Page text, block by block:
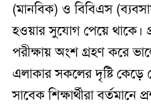
(মানবিক) ও বিবিএস
হওয়ার সুযোগ পেয়ে থাকে।
পরীক্ষায় অংশ গ্রহণ করে
এলাকার সকলের দৃষ্টি
সাবেক শিক্ষার্থীরা বর্তমানে